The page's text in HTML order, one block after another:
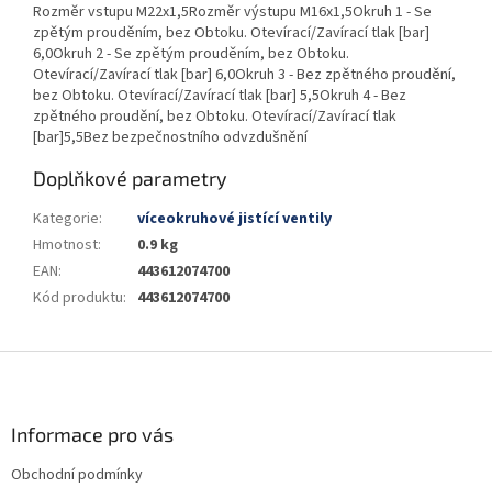
Rozměr vstupu M22x1,5Rozměr výstupu M16x1,5Okruh 1 - Se
zpětým prouděním, bez Obtoku. Otevírací/Zavírací tlak [bar]
6,0Okruh 2 - Se zpětým prouděním, bez Obtoku.
Otevírací/Zavírací tlak [bar] 6,0Okruh 3 - Bez zpětného proudění,
bez Obtoku. Otevírací/Zavírací tlak [bar] 5,5Okruh 4 - Bez
zpětného proudění, bez Obtoku. Otevírací/Zavírací tlak
[bar]5,5Bez bezpečnostního odvzdušnění
Doplňkové parametry
Kategorie:
víceokruhové jistící ventily
Hmotnost:
0.9 kg
EAN:
443612074700
Kód produktu: 443612074700
Informace pro vás
Obchodní podmínky